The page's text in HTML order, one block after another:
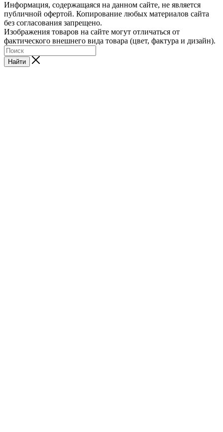
Информация, содержащаяся на данном сайте, не является
публичной офертой. Копирование любых материалов сайта
без согласования запрещено.
Изображения товаров на сайте могут отличаться от
фактического внешнего вида товара (цвет, фактура и дизайн).
Найти